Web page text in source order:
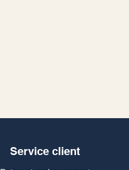
Service client